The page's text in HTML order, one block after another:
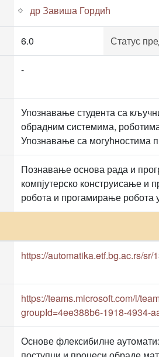
др Завиша Гордић
6.0 Статус
-
Упознавање студента са
обрадним системима,
Упознавање са могућностима
Познавање основа рада и
компјутерско конструисање
робота и прогамирање робота
https://automatika.etf.bg.ac.rs/sr/
https://teams.microsoft.com/l/
groupId=4ee388b6-1918-4934-
Основе флексибилне